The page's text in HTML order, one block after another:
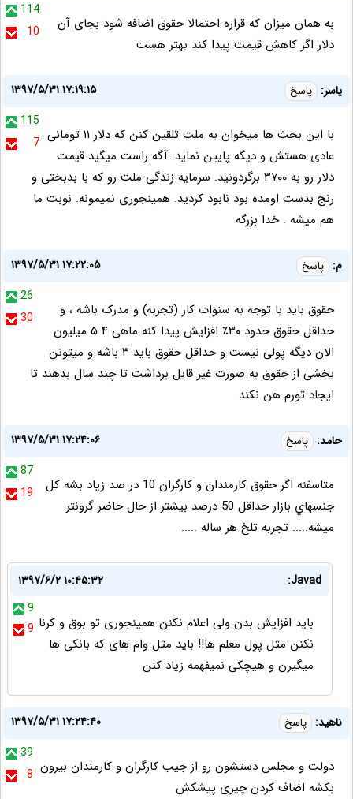
114
10
به همان میزان که قراره احتمالا حقوق اضافه شود بجای آن
دلار اگر کاهش قیمت پیدا کند بهتر هست
یاسر: پاسخ
۱۳۹۷/۵/۳۱ ۱۷:۱۹:۱۵
115
7 با این بحث ها میخوان به ملت تلقین کنن که دلار ۱۱ تومانی
عادی هستش و دیگه پایین نماید. آگه راست میگید قیمت
دلار رو به ۳۷۰۰ برگردونید. سرمایه زندگی ملت رو که با بدبختی و
رنج بدست اومده بود نابود کردید. همینجوری نمیمونه. نوبت ما
هم میشه . خدا بزرگه
م: پاسخ
۱۳۹۷/۵/۳۱ ۱۷:۲۲:۰۵
26
30
حقوق باید با توجه به سنوات کار (تجربه) و مدرک باشه ، و
حداقل حقوق حدود ۳۰‎٪ افزایش پیدا کنه ماهی ۴ ۵ میلیون
الان دیگه پولی نیست و حداقل حقوق باید ۳ باشه و میتونن
بخشی از حقوق به صورت غیر قابل برداشت تا چند سال بدهند تا
ایجاد تورم هن نکند
حامد: پاسخ
۱۳۹۷/۵/۳۱ ۱۷:۲۴:۰۶
87
19
متاسفنه اگر حقوق كارمندان و كارگران 10 در صد زياد بشه كل
جنسهاي بازار حداقل 50 درصد بيشتر از حال حاضر گرونتر
ميشه..... تجربه تلخ هر ساله .....
Javad:
۱۳۹۷/۶/۲ ۱۰:۴۵:۳۲
9
9 باید افزایش بدن ولی اعلام نکنن همینجوری تو بوق و کرنا
نکنن مثل پول معلم ها!! باید مثل وام های که بانکی ها
میگیرن و هیچکی نمیفهمه زیاد کنن
ناهید: پاسخ
۱۳۹۷/۵/۳۱ ۱۷:۲۴:۴۰
39
8 دولت و مجلس دستشون رو از جیب کارگران و کارمندان بیرون
بکشه اضاف کردن چیزی پیشکش